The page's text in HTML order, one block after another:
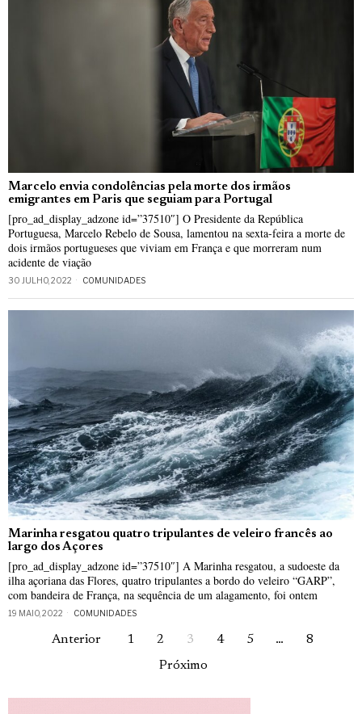
Marcelo envia condolências pela morte dos irmãos
emigrantes em Paris que seguiam para Portugal
[pro_ad_display_adzone id=”37510″] O Presidente da República
Portuguesa, Marcelo Rebelo de Sousa, lamentou na sexta-feira a morte de
dois irmãos portugueses que viviam em França e que morreram num
acidente de viação
30 JULHO, 2022 COMUNIDADES
Marinha resgatou quatro tripulantes de veleiro francês ao
largo dos Açores
[pro_ad_display_adzone id=”37510″] A Marinha resgatou, a sudoeste da
ilha açoriana das Flores, quatro tripulantes a bordo do veleiro “GARP”,
com bandeira de França, na sequência de um alagamento, foi ontem
19 MAIO, 2022 COMUNIDADES
Anterior 1 2 3 4 5 …
8
Próximo